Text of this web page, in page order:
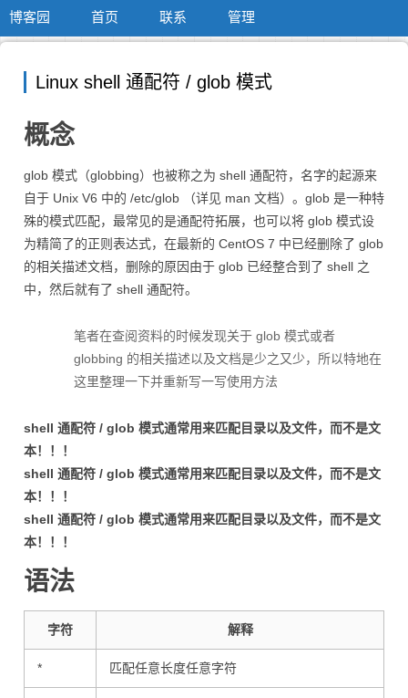
博客园 首页 联系 管理
Linux shell 通配符 / glob 模式
概念
glob 模式（globbing）也被称之为 shell 通配符，名字的起源来
自于 Unix V6 中的 /etc/glob （详见 man 文档）。glob 是一种特
殊的模式匹配，最常见的是通配符拓展，也可以将 glob 模式设
为精简了的正则表达式，在最新的 CentOS 7 中已经删除了 glob
的相关描述文档，删除的原因由于 glob 已经整合到了 shell 之
中，然后就有了 shell 通配符。
笔者在查阅资料的时候发现关于 glob 模式或者
globbing 的相关描述以及文档是少之又少，所以特地在
这里整理一下并重新写一写使用方法
shell 通配符 / glob 模式通常用来匹配目录以及文件，而不是文
本！！！
shell 通配符 / glob 模式通常用来匹配目录以及文件，而不是文
本！！！
shell 通配符 / glob 模式通常用来匹配目录以及文件，而不是文
本！！！
语法
字符 解释
* 匹配任意长度任意字符